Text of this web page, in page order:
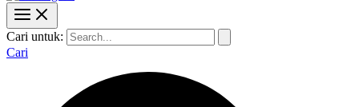
Cari untuk:
Cari